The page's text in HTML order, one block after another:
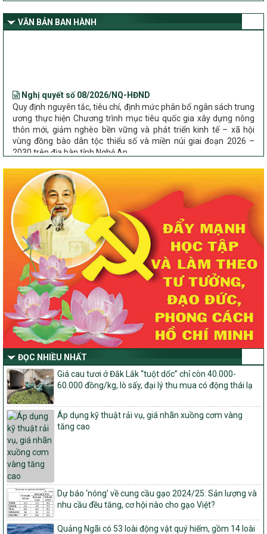
dân tộc thiểu số và miền núi giai đoạn 2026 – 2030 trên địa bàn tỉnh
Nghệ An
VĂN BẢN BAN HÀNH
Quy định nguyên tắc, tiêu chí, định mức phân bổ ngân sách trung
ương thực hiện Chương trình mục tiêu quốc gia xây dựng nông
thôn mới, giảm nghèo bền vững và phát triển kinh tế – xã hội
vùng đồng bào dân tộc thiểu số và miền núi giai đoạn 2026 –
2030 trên địa bàn tỉnh Nghệ An
Chỉ Thị số 22-CT/TU
về đẩy mạnh thực hiện Chương trình mục tiêu quốc gia xây dựng
nông thôn mới, giảm nghèo bền vững và phát triển kinh tế – xã
hội vùng đồng bào dân tộc thiểu số và miền núi giai đoạn 2026 –
2030 trên địa bàn tỉnh Nghệ An
Quyết định số 2490/QĐ-UBND
Về việc thành lập Ban Chỉ đạo Chương trình mục tiều quốc gia xây
dựng nông thôn mới, giảm nghèo bền vững và phát triển kinh tế –
xã hội vùng đồng bào dân tộc thiểu số và miền núi giai đoạn 2026
-2030 tỉnh Nghệ An
Thông tư Số 23/2026/TT-BNNMT
Thông tư Hướng dẫn thực hiện một số nội dung Chương trình
mục tiêu quốc gia xây dựng nông thôn mới, giảm nghèo bền
vững và phát triển kinh tế – xã hội vùng đồng bào dân tộc thiểu
số và miền núi giai đoạn 2026-2030 thuộc phạm vi quản lý nhà
nước của Bộ Nông nghiệp và Môi trường
Quyết định số: 26/2026/QĐ-TTg
Quyết định ban hành Bộ tiêu chí và quy trình đánh giá, phân hạng
sản phẩm Mỗi xã một sản phẩm
số: 19/2026/QĐ-TTg
Quy định điều kiện, trình tự, thủ tục, hồ sơ xét, công nhận, công bố
và thu hồi quyết định công nhận xã đạt chuẩn nông thôn mới, xã
đạt nông thôn mới hiện đại và tỉnh, thành phố hoàn thành nhiệm
vụ xây dựng nông thôn mới giai đoạn 2026 – 2030
Quyết định số 16/2026/QĐ-TTg
Quy định nguyên tắc, tiêu chí, định mức phân bổ ngân sách trung
ương và tỉ lệ vốn đối ứng ngân sách của địa phương thực hiện
Chương trình mục tiêu quốc gia xây dựng nông thôn mới, giảm
nghèo bền vững và phát triển kinh tế – xã hội vùng đồng bào dân
tộc thiểu số và miền núi giai đoạn 2026 – 2030
ĐỌC NHIỀU NHẤT
Giá cau tươi ở Đắk Lắk “tuột dốc” chỉ còn 40.000-
60.000 đồng/kg, lò sấy, đại lý thu mua có động thái lạ
Áp dụng kỹ thuật rải vụ, giá nhãn xuồng cơm vàng
tăng cao
Dự báo ‘nóng’ về cung cầu gạo 2024/25: Sản lượng và
nhu cầu đều tăng, cơ hội nào cho gạo Việt?
Quảng Ngãi có 53 loài động vật quý hiếm, gồm 14 loài